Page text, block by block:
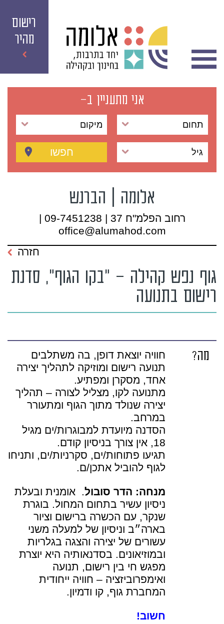
רישום
מהיר
אני מתעניין ב-
תחום מיקום
גיל חפשו
אלומה | הברנש
רחוב הפלמ"ח 37 | 09-7451238 |
office@alumahod.com
גוף נפש קהילה – "בקו הגוף", סדנת
רישום בתנועה
חזרה
מה?
חוויה יוצאת דופן, בה משתלבים
תנועה רישום ומוזיקה לתהליך יצירה
אחד, מסקרן ומפתיע.
מתנועה לקו, מצליל לצורה – תהליך
יצירה שנולד מתוך הגוף ומתעורר
במרחב.
הסדנה מיועדת למבוגרות/ים מגיל
18, אין צורך בניסיון קודם.
תגיעו פתוחות/ים, סקרניות/ים, ותניחו
לגוף להוביל אתכן/ם.
מנחה: הדר סובול. אומנית ובעלת
ניסיון עשיר בתחום המחול. בוגרת
שנקר, עם הכשרה ברישום וציור
בארה״ב וניסיון של למעלה משני
עשורים של יצירה והצגה בגלריות
ובמוזיאונים. בסדנאותיה היא יוצרת
מפגש חי בין רישום, תנועה
ואימפרוביזציה – חוויה ייחודית
המחברת גוף, קו ודמיון.
חשוב!